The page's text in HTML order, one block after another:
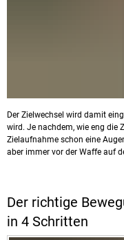
Der Zielwechsel wird damit
wird. Je nachdem, wie eng die
Zielaufnahme schon eine
aber immer vor der Waffe auf
Der richtige
in 4 Schritten